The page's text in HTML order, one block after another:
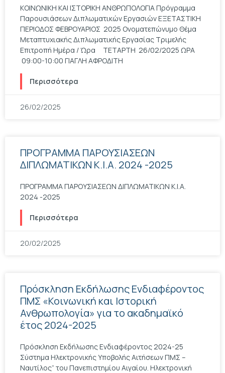
ΚΟΙΝΩΝΙΚΗ ΚΑΙ ΙΣΤΟΡΙΚΗ ΑΝΘΡΩΠΟΛΟΓΙΑ Πρόγραμμα
Παρουσιάσεων Διπλωματικών Εργασιών ΕΞΕΤΑΣΤΙΚΗ
ΠΕΡΙΟΔΟΣ ΦΕΒΡΟΥΑΡΙΟΣ 2025 Ονοματεπώνυμο Θέμα
Μεταπτυχιακής Διπλωματικής Εργασίας Τριμελής
Επιτροπή Ημέρα / Ώρα ΤΕΤΑΡΤΗ 26/02/2025 ΩΡΑ
09:00-10:00 ΓΙΑΓΛΗ ΑΦΡΟΔΙΤΗ
Περισσότερα
26/02/2025
ΠΡΟΓΡΑΜΜΑ ΠΑΡΟΥΣΙΑΣΕΩΝ
ΔΙΠΛΩΜΑΤΙΚΩΝ Κ.Ι.Α. 2024 -2025
ΠΡΟΓΡΑΜΜΑ ΠΑΡΟΥΣΙΑΣΕΩΝ ΔΙΠΛΩΜΑΤΙΚΩΝ Κ.Ι.Α.
2024 -2025
Περισσότερα
20/02/2025
Πρόσκληση Εκδήλωσης Ενδιαφέροντος
ΠΜΣ «Κοινωνική και Ιστορική
Ανθρωπολογία» για το ακαδημαϊκό
έτος 2024-2025
Πρόσκληση Εκδήλωσης Ενδιαφέροντος 2024-25
Σύστημα Ηλεκτρονικής Υποβολής Αιτήσεων ΠΜΣ –
Ναυτίλος” του Πανεπιστημίου Αιγαίου. Ηλεκτρονική